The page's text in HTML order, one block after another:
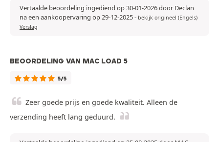
Vertaalde beoordeling ingediend op 30-01-2026 door Declan
na een aankoopervaring op 29-12-2025- bekijk origineel (Engels)
Verslag
BEOORDELING VAN MAC LOAD 5
5/5
Zeer goede prijs en goede kwaliteit. Alleen de
verzending heeft lang geduurd.